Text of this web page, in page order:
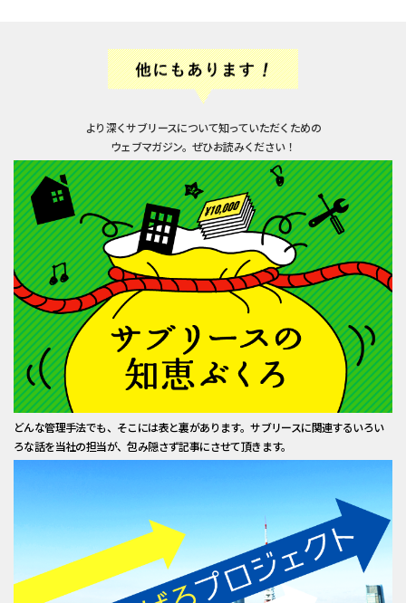
より深くサブリースについて知っていただくための
ウェブマガジン。ぜひお読みください！
どんな管理手法でも、そこには表と裏があります。サブリースに関連するいろい
ろな話を当社の担当が、包み隠さず記事にさせて頂きます。